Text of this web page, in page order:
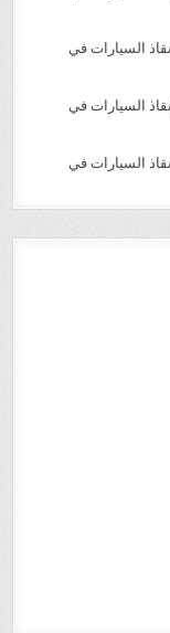
السيارات في
السيارات في
السيارات في